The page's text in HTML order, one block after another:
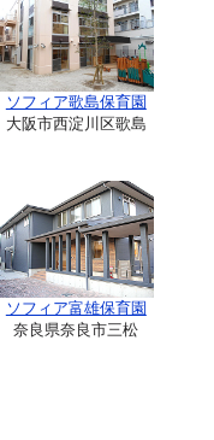
ソフィア歌島保育園
大阪市西淀川区歌島
ソフィア富雄保育園
奈良県奈良市三松